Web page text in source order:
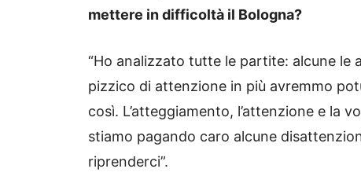
mettere in difficoltà il Bologna?
“Ho analizzato tutte le partite: alcune le
pizzico di attenzione in più avremmo
così. L’atteggiamento, l’attenzione e la
stiamo pagando caro alcune
riprenderci”.